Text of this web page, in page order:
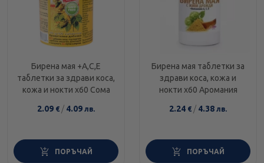
Бирена мая +А,С,Е
таблетки за здрави коса,
кожа и нокти х60 Сома
2.09 € / 4.09 лв.
ПОРЪЧАЙ
Бирена мая таблетки за
здрави коса, кожа и
нокти х60 Аромания
2.24 € / 4.38 лв.
ПОРЪЧАЙ